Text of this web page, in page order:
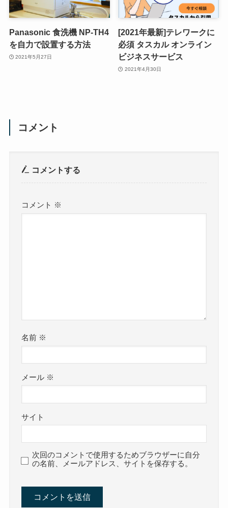
Panasonic 食洗機 NP-TH4
を自力で設置する方法
2021年5月27日
[2021年最新]テレワークに
必須 タスカル オンライン
ビジネスサービス
2021年4月30日
コメント
コメントする
コメント ※
名前 ※
メール ※
サイト
次回のコメントで使用するためブラウザーに自分
の名前、メールアドレス、サイトを保存する。